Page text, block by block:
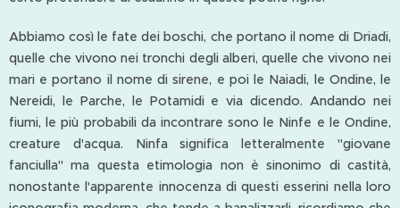
Abbiamo così le fate dei boschi, che portano il nome di Driadi,
quelle che vivono nei tronchi degli alberi, quelle che vivono nei
mari e portano il nome di sirene, e poi le Naiadi, le Ondine, le
Nereidi, le Parche, le Potamidi e via dicendo. Andando nei
fiumi, le più probabili da incontrare sono le Ninfe e le Ondine,
creature d'acqua. Ninfa significa letteralmente "giovane
fanciulla" ma questa etimologia non è sinonimo di castità,
nonostante l'apparente innocenza di questi esserini nella loro